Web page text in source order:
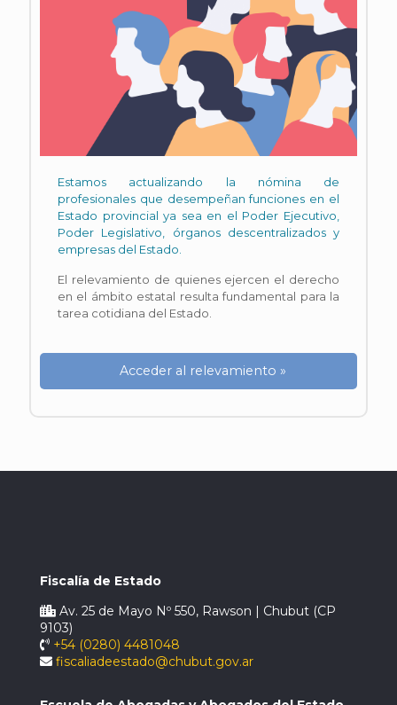
Estamos actualizando la nómina de
profesionales que desempeñan funciones en el
Estado provincial ya sea en el Poder Ejecutivo,
Poder Legislativo, órganos descentralizados y
empresas del Estado.
El relevamiento de quienes ejercen el derecho
en el ámbito estatal resulta fundamental para la
tarea cotidiana del Estado.
Acceder al relevamiento »
Fiscalía de Estado
Av. 25 de Mayo Nº 550, Rawson | Chubut (CP
9103)
+54 (0280) 4481048
fiscaliadeestado@chubut.gov.ar